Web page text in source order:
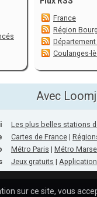
France
Région
Coulanges-
Avec
Les plus belles stations
Cartes de France |
Métro Paris | Métro
Jeux gratuits |
sur ce site, vous